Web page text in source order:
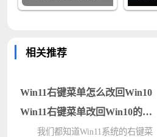
相关推荐
Win11右键菜单怎么改回Win10
Win11右键菜单改回Win10的方
我们都知道Win11系统的右键菜